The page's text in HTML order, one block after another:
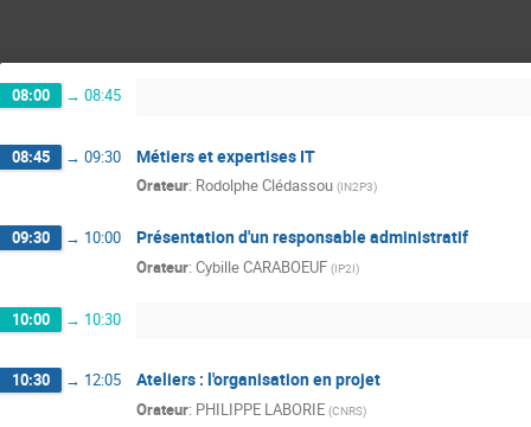
08:00 → 08:45
08:45 → 09:30 Métiers et expertises IT
Orateur: Rodolphe Clédassou (IN2P3)
09:30 → 10:00 Présentation d'un responsable administratif
Orateur: Cybille CARABOEUF (IP2I)
10:00 → 10:30
10:30 → 12:05 Ateliers : l'organisation en projet
Orateur: PHILIPPE LABORIE (CNRS)